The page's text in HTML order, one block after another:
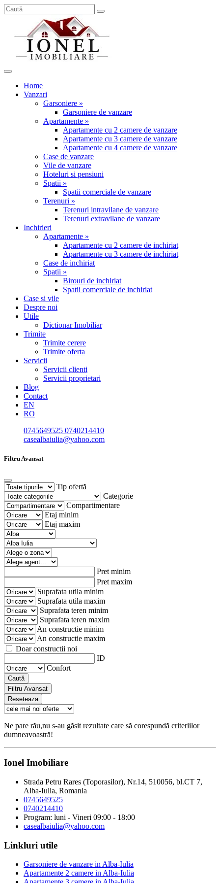
Home
Vanzari
Garsoniere »
Garsoniere de vanzare
Apartamente »
Apartamente cu 2 camere de vanzare
Apartamente cu 3 camere de vanzare
Apartamente cu 4 camere de vanzare
Case de vanzare
Vile de vanzare
Hoteluri si pensiuni
Spatii »
Spatii comerciale de vanzare
Terenuri »
Terenuri intravilane de vanzare
Terenuri extravilane de vanzare
Inchirieri
Apartamente »
Apartamente cu 2 camere de inchiriat
Apartamente cu 3 camere de inchiriat
Case de inchiriat
Spatii »
Birouri de inchiriat
Spatii comerciale de inchiriat
Case si vile
Despre noi
Utile
Dictionar Imobiliar
Trimite
Trimite cerere
Trimite oferta
Servicii
Servicii clienti
Servicii proprietari
Blog
Contact
EN
RO
0745649525 0740214410
casealbaiulia@yahoo.com
Filtru Avansat
Tip ofertă
Categorie
Compartimentare
Etaj minim
Etaj maxim
Pret minim
Pret maxim
Suprafata utila minim
Suprafata utila maxim
Suprafata teren minim
Suprafata teren maxim
An constructie minim
An constructie maxim
Doar constructii noi
ID
Confort
Caută
Filtru Avansat
Reseteaza
Ne pare rău,nu s-au găsit rezultate care să corespundă criteriilor
dumneavoastră!
Ionel Imobiliare
Strada Petru Rares (Toporasilor), Nr.14, 510056, bl.CT 7,
Alba-Iulia, Romania
0745649525
0740214410
Program: luni - Vineri 09:00 - 18:00
casealbaiulia@yahoo.com
Linkluri utile
Garsoniere de vanzare in Alba-Iulia
Apartamente 2 camere in Alba-Iulia